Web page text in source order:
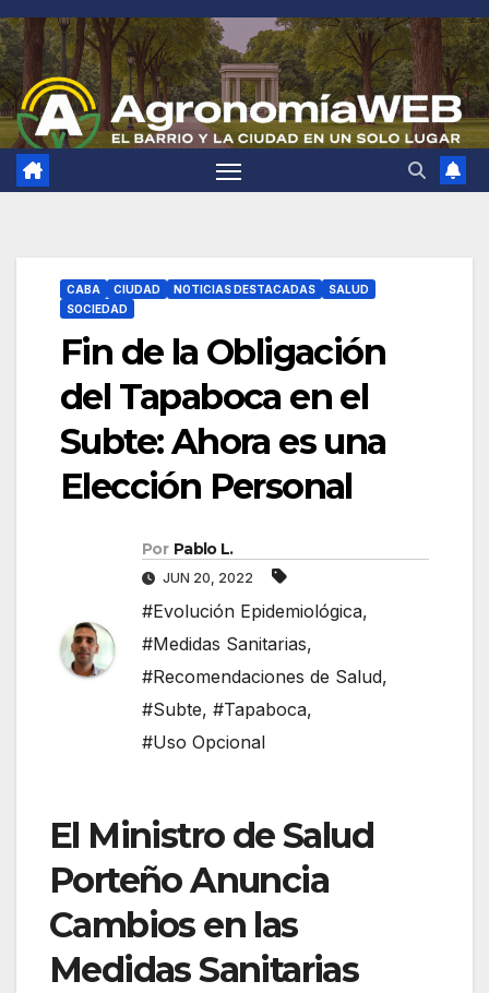
Saltar
al
contenido
CABA CIUDAD NOTICIAS DESTACADAS
SALUD
SOCIEDAD
Fin de la Obligación
del Tapaboca en el
Subte: Ahora es una
Elección Personal
Por Pablo L.
JUN 20, 2022
#Evolución Epidemiológica,
#Medidas Sanitarias,
#Recomendaciones de Salud,
#Subte, #Tapaboca,
#Uso Opcional
El Ministro de Salud
Porteño Anuncia
Cambios en las
Medidas Sanitarias